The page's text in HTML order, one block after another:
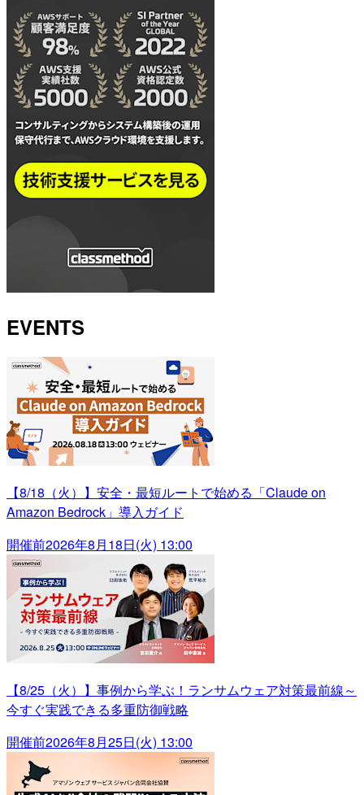
EVENTS
【8/18（火）】安全・最短ルートで始める「Claude on
Amazon Bedrock」導入ガイド
開催前2026年8月18日(火) 13:00
【8/25（火）】事例から学ぶ！ランサムウェア対策最前線～
今すぐ実践できる多重防御戦略
開催前2026年8月25日(火) 13:00